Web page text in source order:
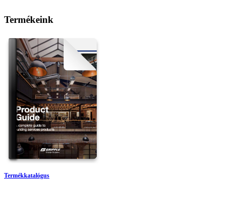
Termékeink
Termékkatalógus